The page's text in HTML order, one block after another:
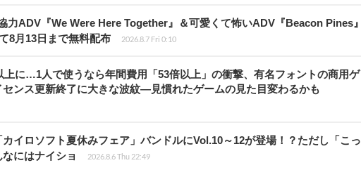
力ADV『We Were Here Together』＆可愛くて怖いADV『Beacon Pines』
8月13日まで無料配布
2026.8.7 Fri 0:10
上に…1人で使うなら年間費用「53倍以上」の衝撃、有名フォントの商用ゲ
ンス更新終了に大きな波紋―見慣れたゲームの見た目変わるかも
カイロソフト夏休みフェア」バンドルにVol.10～12が登場！？ただし「こっ
にはナイショ
2026.8.6 Thu 22:49